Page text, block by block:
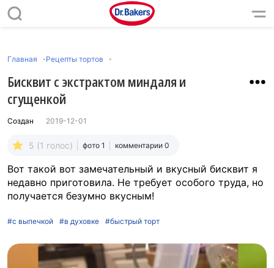
Главная Рецепты тортов
Бисквит с экстрактом миндаля и
сгущенкой
Создан 2019-12-01
5 (1 голос) фото 1 комментарии 0
Вот такой вот замечательный и вкусный бисквит я
недавно приготовила. Не требует особого труда, но
получается безумно вкусным!
#с выпечкой #в духовке #быстрый торт